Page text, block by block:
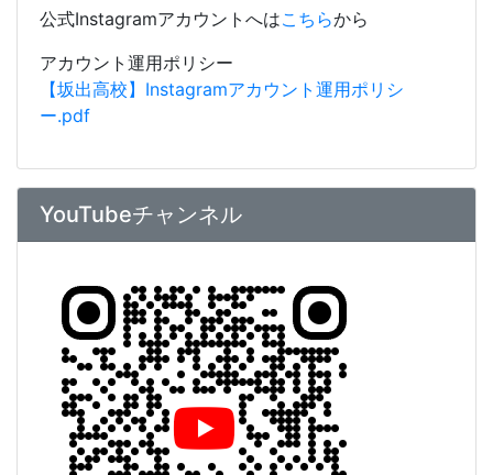
公式Instagramアカウントへはこちらから
アカウント運用ポリシー
【坂出高校】Instagramアカウント運用ポリシ
ー.pdf
YouTubeチャンネル